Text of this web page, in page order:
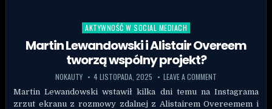
Posted in
AKTYWNOŚĆ W SOCIAL MEDIACH
Martin Lewandowski i Alistair Overeem
tworzą wspólny projekt?
NOKAUTY 4 LISTOPADA, 2025 LEAVE A COMMENT
Martin Lewandowski wstawił kilka dni temu na Instagrama
zrzut ekranu z rozmowy zdalnej z Alistairem Overeemem i